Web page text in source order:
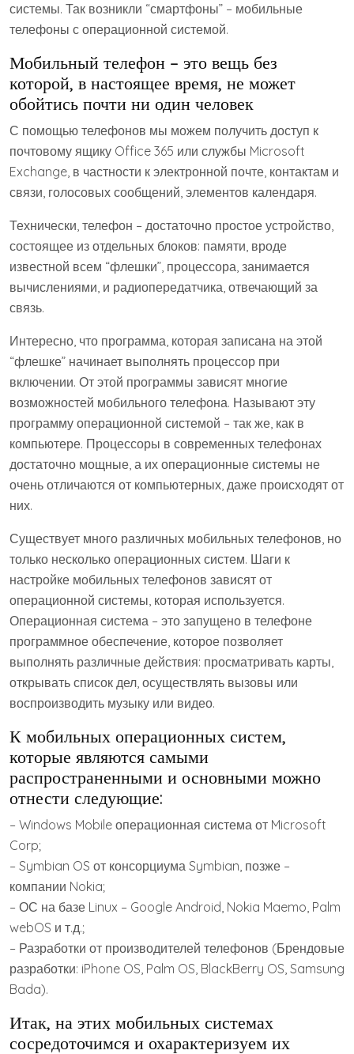
системы. Так возникли “смартфоны” – мобильные
телефоны с операционной системой.
Мобильный телефон – это вещь без
которой, в настоящее время, не может
обойтись почти ни один человек
С помощью телефонов мы можем получить доступ к
почтовому ящику Office 365 или службы Microsoft
Exchange, в частности к электронной почте, контактам и
связи, голосовых сообщений, элементов календаря.
Технически, телефон – достаточно простое устройство,
состоящее из отдельных блоков: памяти, вроде
известной всем “флешки”, процессора, занимается
вычислениями, и радиопередатчика, отвечающий за
связь.
Интересно, что программа, которая записана на этой
“флешке” начинает выполнять процессор при
включении. От этой программы зависят многие
возможностей мобильного телефона. Называют эту
программу операционной системой – так же, как в
компьютере. Процессоры в современных телефонах
достаточно мощные, а их операционные системы не
очень отличаются от компьютерных, даже происходят от
них.
Существует много различных мобильных телефонов, но
только несколько операционных систем. Шаги к
настройке мобильных телефонов зависят от
операционной системы, которая используется.
Операционная система – это запущено в телефоне
программное обеспечение, которое позволяет
выполнять различные действия: просматривать карты,
открывать список дел, осуществлять вызовы или
воспроизводить музыку или видео.
К мобильных операционных систем,
которые являются самыми
распространенными и основными можно
отнести следующие:
– Windows Mobile операционная система от Microsoft
Corp;
– Symbian OS от консорциума Symbian, позже –
компании Nokia;
– ОС на базе Linux – Google Android, Nokia Maemo, Palm
webOS и т.д.;
– Разработки от производителей телефонов (Брендовые
разработки: iPhone OS, Palm OS, BlackBerry OS, Samsung
Bada).
Итак, на этих мобильных системах
сосредоточимся и охарактеризуем их